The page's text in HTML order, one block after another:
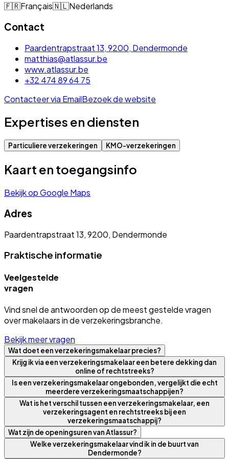
🇫🇷Français🇳🇱Nederlands
Contact
Paardentrapstraat 13, 9200, Dendermonde
matthias@atlassur.be
www.atlassur.be
+32 474 89 64 75
Contacteer via EmailBezoek de website
Expertises en diensten
Particuliere verzekeringen KMO-verzekeringen
Kaart en toegangsinfo
Bekijk op Google Maps
Adres
Paardentrapstraat 13, 9200, Dendermonde
Praktische informatie
Veelgestelde
vragen
Vind snel de antwoorden op de meest gestelde vragen
over makelaars in de verzekeringsbranche.
Bekijk meer vragen
Wat doet een verzekeringsmakelaar precies?
Krijg ik via een verzekeringsmakelaar een betere dekking dan
online of rechtstreeks?
Is een verzekeringsmakelaar ongebonden, vergelijkt die echt
meerdere verzekeringsmaatschappijen?
Wat is het verschil tussen een verzekeringsmakelaar, een
verzekeringsagent en rechtstreeks bij een
verzekeringsmaatschappij?
Wat zijn de openingsuren van Atlassur?
Welke verzekeringsmakelaar vind ik in de buurt van
Dendermonde?